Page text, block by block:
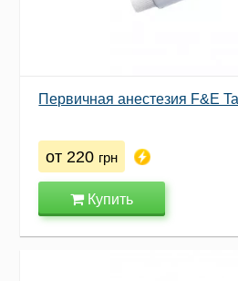
Первичная анестезия F&E
от 220 грн
Купить